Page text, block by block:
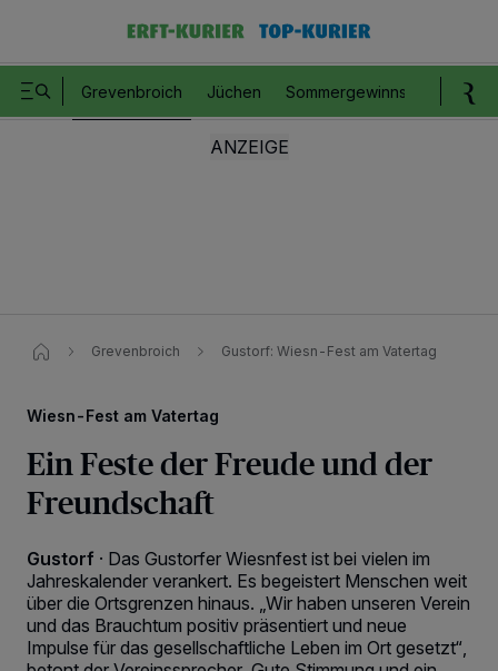
Grevenbroich Jüchen Sommergewinnspiel
Grevenbroich Gustorf: Wiesn-Fest am Vatertag
Wiesn-Fest am Vatertag
Ein Feste der Freude und der
Freundschaft
Gustorf · Das Gustorfer Wiesnfest ist bei vielen im
Jahreskalender verankert. Es begeistert Menschen weit
über die Ortsgrenzen hinaus. „Wir haben unseren Verein
und das Brauchtum positiv präsentiert und neue
Impulse für das gesellschaftliche Leben im Ort gesetzt“,
Wir und unsere 218-Partner speichern und greifen auf personenbezogene Daten